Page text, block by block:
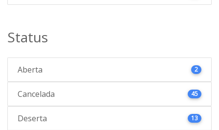
Status
Aberta 2
Cancelada 45
Deserta 13